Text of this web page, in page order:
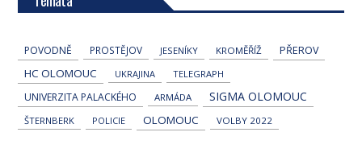
POVODNĚ PROSTĚJOV JESENÍKY KROMĚŘÍŽ PŘEROV
HC OLOMOUC UKRAJINA TELEGRAPH
UNIVERZITA PALACKÉHO ARMÁDA SIGMA OLOMOUC
ŠTERNBERK POLICIE OLOMOUC VOLBY 2022